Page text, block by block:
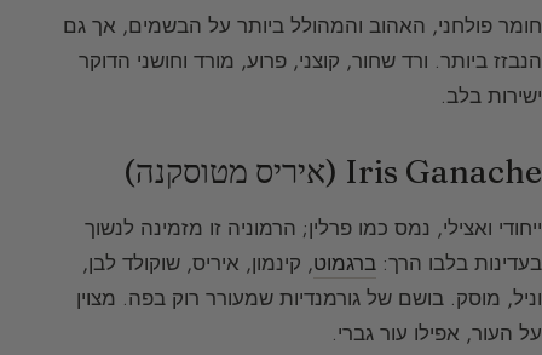
חומר פולחני, האהוב והמהולל ביותר על הבשמים, אך גם
הנבזז ביותר. ורד שחור, קוצני, פרוע, מורד וחושני הדוקר
ישירות בלב.
Iris Ganache (איריס מטוסקנה)
ייחודי ואצילי, נמס כמו פרלין; הרמוניה זו מזמינה לנשוך
בעדינות בלבו הרך: ברגמוט, קינמון, איריס, שוקולד לבן,
וניל, מוסק. בושם של גורמנדיות שמעורר רוק בפה. מצוין
על העור, אפילו עור גברי.